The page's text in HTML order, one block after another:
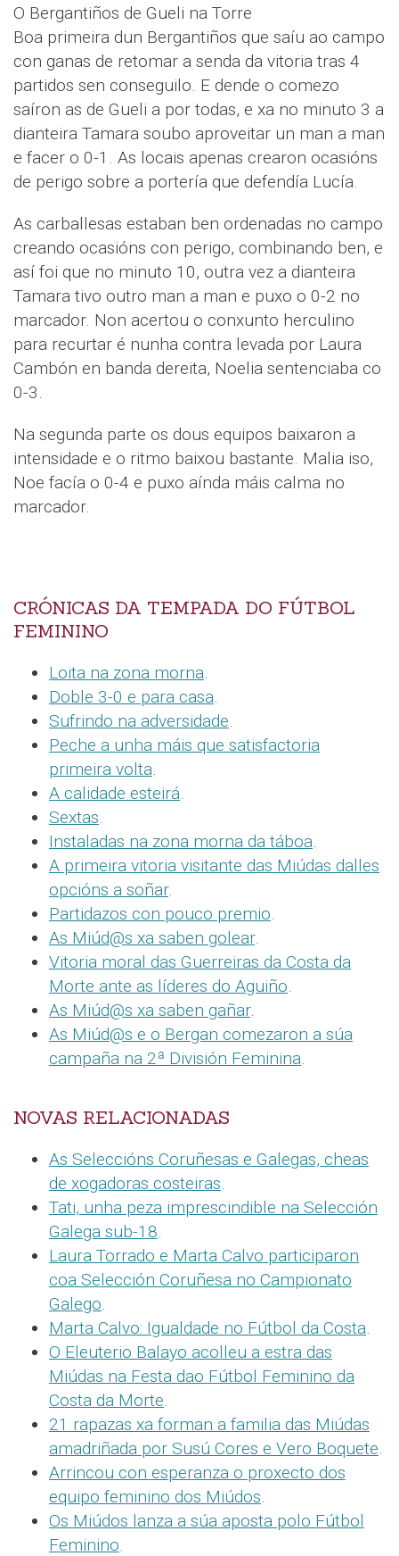
O Bergantiños de Gueli na Torre
Boa primeira dun Bergantiños que saíu ao campo
con ganas de retomar a senda da vitoria tras 4
partidos sen conseguilo. E dende o comezo
saíron as de Gueli a por todas, e xa no minuto 3 a
dianteira Tamara soubo aproveitar un man a man
e facer o 0-1. As locais apenas crearon ocasións
de perigo sobre a portería que defendía Lucía.
As carballesas estaban ben ordenadas no campo
creando ocasións con perigo, combinando ben, e
así foi que no minuto 10, outra vez a dianteira
Tamara tivo outro man a man e puxo o 0-2 no
marcador. Non acertou o conxunto herculino
para recurtar é nunha contra levada por Laura
Cambón en banda dereita, Noelia sentenciaba co
0-3.
Na segunda parte os dous equipos baixaron a
intensidade e o ritmo baixou bastante. Malia iso,
Noe facía o 0-4 e puxo aínda máis calma no
marcador.
CRÓNICAS DA TEMPADA DO FÚTBOL
FEMININO
Loita na zona morna.
Doble 3-0 e para casa.
Sufrindo na adversidade.
Peche a unha máis que satisfactoria
primeira volta.
A calidade esteirá.
Sextas.
Instaladas na zona morna da táboa.
A primeira vitoria visitante das Miúdas dalles
opcións a soñar.
Partidazos con pouco premio.
As Miúd@s xa saben golear.
Vitoria moral das Guerreiras da Costa da
Morte ante as líderes do Aguiño.
As Miúd@s xa saben gañar.
As Miúd@s e o Bergan comezaron a súa
campaña na 2ª División Feminina.
NOVAS RELACIONADAS
As Seleccións Coruñesas e Galegas, cheas
de xogadoras costeiras.
Tati, unha peza imprescindible na Selección
Galega sub-18.
Laura Torrado e Marta Calvo participaron
coa Selección Coruñesa no Campionato
Galego.
Marta Calvo: Igualdade no Fútbol da Costa.
O Eleuterio Balayo acolleu a estra das
Miúdas na Festa dao Fútbol Feminino da
Costa da Morte.
21 rapazas xa forman a familia das Miúdas
amadriñada por Susú Cores e Vero Boquete.
Arrincou con esperanza o proxecto dos
equipo feminino dos Miúdos.
Os Miúdos lanza a súa aposta polo Fútbol
Feminino.